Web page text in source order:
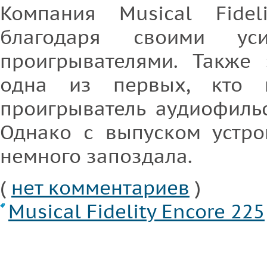
Компания Musical
благодаря своими
проигрывателями.
одна из первых, кто
проигрыватель
Однако с выпуском
немного запоздала.
( нет комментариев )
Musical Fidelity Encore 225